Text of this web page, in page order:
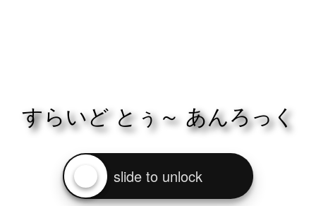
すらいど とぅ～ あんろっく
slide to unlock